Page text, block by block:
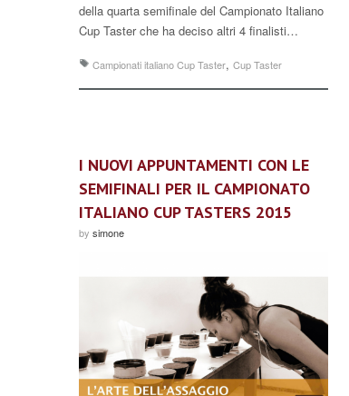
della quarta semifinale del Campionato Italiano
Cup Taster che ha deciso altri 4 finalisti…
Campionati italiano Cup Taster, Cup Taster
I NUOVI APPUNTAMENTI CON LE
SEMIFINALI PER IL CAMPIONATO
ITALIANO CUP TASTERS 2015
by simone